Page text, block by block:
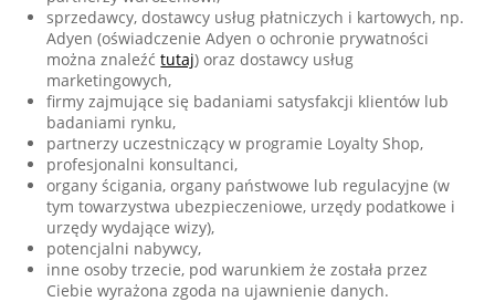
sprzedawcy, dostawcy usług płatniczych i kartowych, np.
Adyen (oświadczenie Adyen o ochronie prywatności
można znaleźćtutaj) oraz dostawcy usług
marketingowych,
firmy zajmujące się badaniami satysfakcji klientów lub
badaniami rynku,
partnerzy uczestniczący w programie Loyalty Shop,
profesjonalni konsultanci,
organy ścigania, organy państwowe lub regulacyjne (w
tym towarzystwa ubezpieczeniowe, urzędy podatkowe i
urzędy wydające wizy),
potencjalni nabywcy,
inne osoby trzecie, pod warunkiem że została przez
Ciebie wyrażona zgoda na ujawnienie danych.